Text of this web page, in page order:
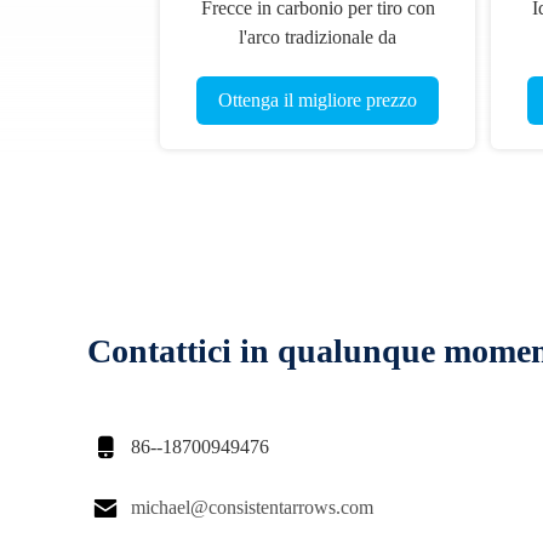
Frecce in carbonio per tiro con
l'arco tradizionale da
lunghezza, .245" (6.2mm) di
spina, 400/500/600/700/800
Ottenga il migliore prezzo
Contattici in qualunque
 86--18700949476
 michael@consistentarrows.com